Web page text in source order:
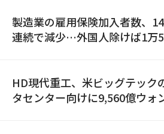
製造業の雇用保険加入者数、
連続で減少…外国人除けば1万
HD現代重工、米ビッグテック
タセンター向けに9,560億ウォ